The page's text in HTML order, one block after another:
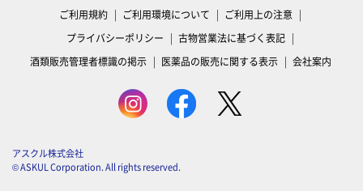
ご利用規約 ご利用環境について
ご利用上の注意
プライバシーポリシー
古物営業法に基づく表記
酒類販売管理者標識の掲示
医薬品の販売に関する表示 会社案内
アスクル株式会社
© ASKUL Corporation. All rights reserved.